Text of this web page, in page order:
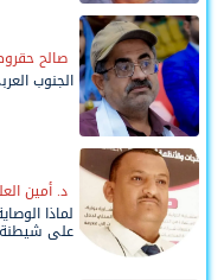
صالح
الجنوب
د. أمين
لماذا
على شيطنة
وحواضنه